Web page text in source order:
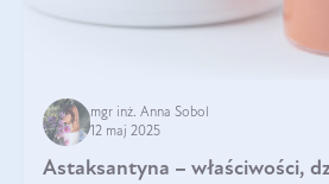
mgr inż. Anna Sobol
12 maj 2025
Astaksantyna – właściwości,